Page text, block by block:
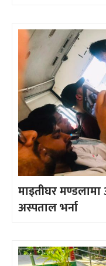
माइतीघर
अस्पताल भर्ना